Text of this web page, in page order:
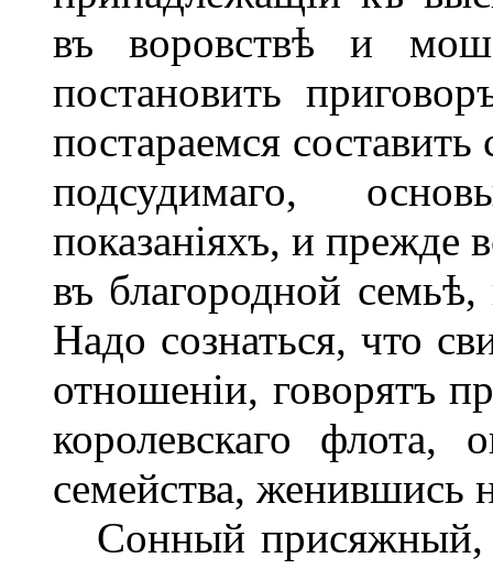
въ воровствѣ и
постановить
постараемся
подсудимаго,
показаніяхъ, и прежде
въ благородной
Надо сознаться, что
отношеніи, говорятъ
королевскаго флота,
семейства, женившись
Сонный присяжный,